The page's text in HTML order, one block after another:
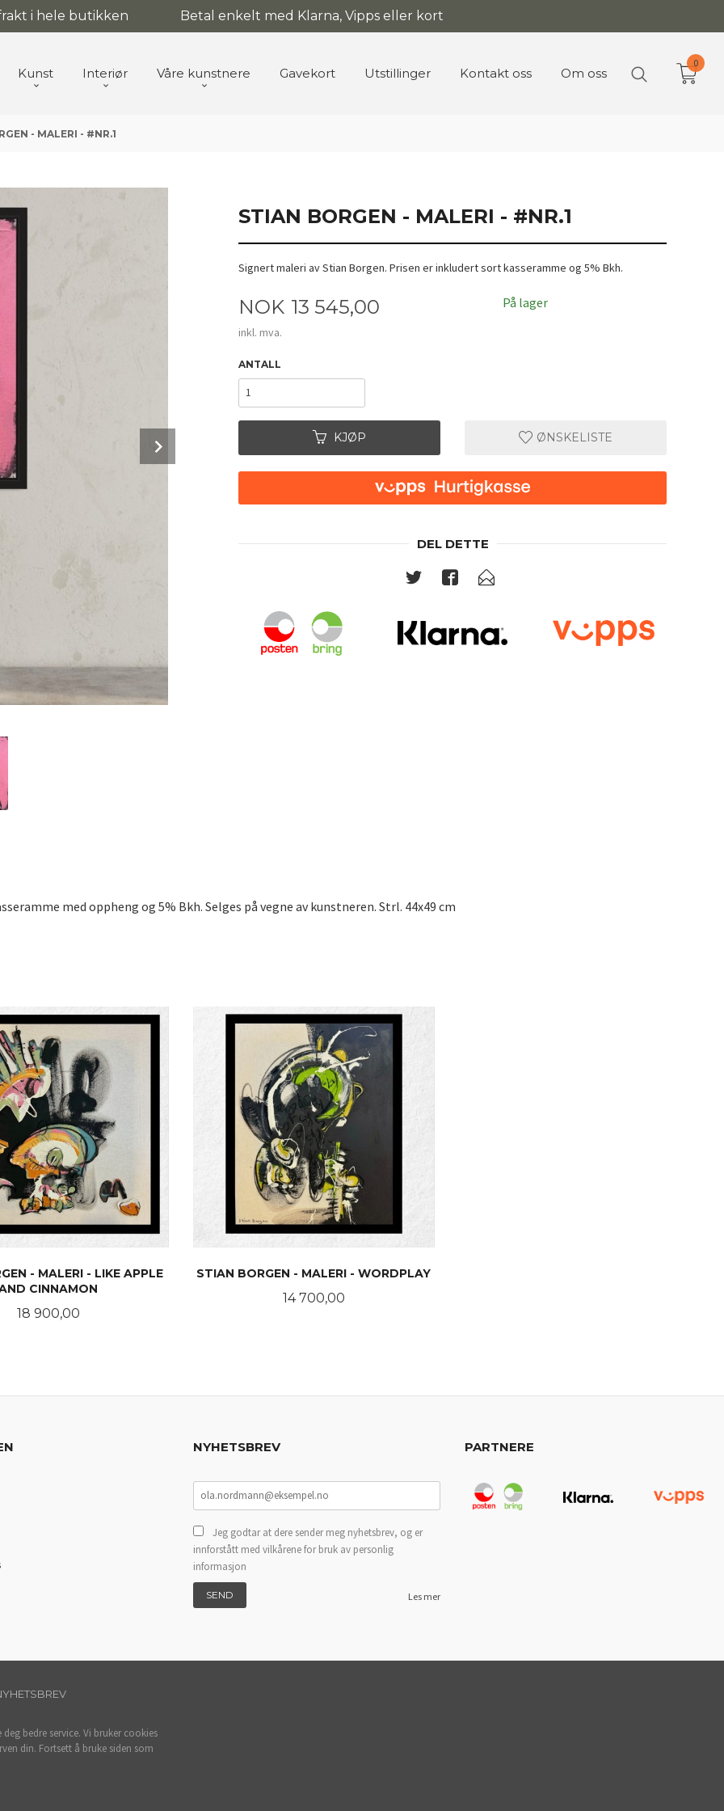
i hele butikken Betal enkelt med Klarna, Vipps eller kort
Kunst Interiør Våre kunstnere Gavekort Utstillinger Kontakt oss Om oss
0
- MALERI - #NR.1
STIAN BORGEN - MALERI - #NR.1
Signert maleri av Stian Borgen. Prisen er inkludert sort kasseramme og 5% Bkh.
Pris
NOK 13 545,00
inkl. mva.
På lager
ANTALL
KJØP ØNSKELISTE
DEL DETTE
med oppheng og 5% Bkh. Selges på vegne av kunstneren. Strl. 44x49 cm
- MALERI - LIKE APPLE
CINNAMON
Pris
18 900,00
STIAN BORGEN - MALERI - WORDPLAY
Pris
14 700,00
NYHETSBREV
Jeg godtar at dere sender meg nyhetsbrev, og er
innforstått med vilkårene for bruk av personlig
informasjon
Les mer
PARTNERE
bedre service. Vi bruker cookies
din. Fortsett å bruke siden som